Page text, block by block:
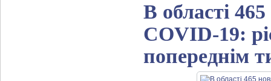
В області
COVID-19:
попереднім